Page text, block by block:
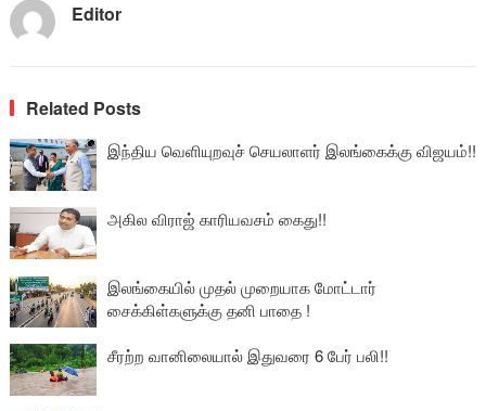
Editor
Related Posts
இந்திய வெளியுறவுச் செயலாளர் இலங்கைக்கு விஜயம்!!
அகில விராஜ் காரியவசம் கைது!!
இலங்கையில் முதல் முறையாக மோட்டார்
சைக்கிள்களுக்கு தனி பாதை !
சீரற்ற வானிலையால் இதுவரை 6 பேர் பலி!!